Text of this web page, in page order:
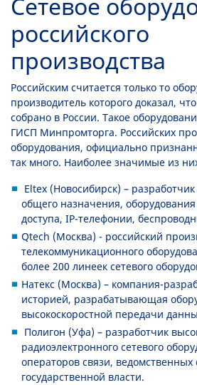
российского
производства
Российским считается только то
производитель которого доказал,
собрано в России. Такое
ГИСП Минпромторга. Российских
оборудования, официально
так много. Наиболее значимые из
Eltex (Новосибирск) –
общего назначения,
доступа, IP-телефонии,
Qtech (Москва) - российский
телекоммуникационного
более 200 линеек сетевого
Натекс (Москва) – компания-
историей, разрабатывающая
высокоскоростной передачи
Полигон (Уфа) – разработчик
радиоэлектронного сетевого
операторов связи, ведомственных
государственной власти.